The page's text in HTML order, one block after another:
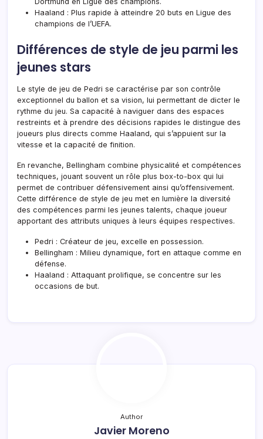
Haaland : Plus rapide à atteindre 20 buts en Ligue des
champions de l’UEFA.
Différences de style de jeu parmi les
jeunes stars
Le style de jeu de Pedri se caractérise par son contrôle
exceptionnel du ballon et sa vision, lui permettant de dicter le
rythme du jeu. Sa capacité à naviguer dans des espaces
restreints et à prendre des décisions rapides le distingue des
joueurs plus directs comme Haaland, qui s’appuient sur la
vitesse et la capacité de finition.
En revanche, Bellingham combine physicalité et compétences
techniques, jouant souvent un rôle plus box-to-box qui lui
permet de contribuer défensivement ainsi qu’offensivement.
Cette différence de style de jeu met en lumière la diversité
des compétences parmi les jeunes talents, chaque joueur
apportant des attributs uniques à leurs équipes respectives.
Pedri : Créateur de jeu, excelle en possession.
Bellingham : Milieu dynamique, fort en attaque comme en
défense.
Haaland : Attaquant prolifique, se concentre sur les
occasions de but.
Author
Javier Moreno